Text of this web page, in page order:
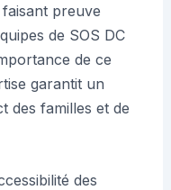
preuve
de SOS DC
de ce
garantit un
des familles et de
des